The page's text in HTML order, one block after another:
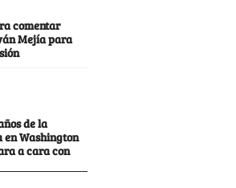
comentar
Mejía para
de la
en Washington
a cara con